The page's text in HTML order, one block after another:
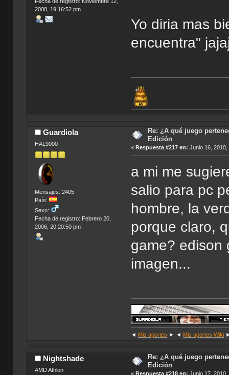
2008, 19:16:52 pm
Yo diria mas
encuentra"
Guardiola
HAL9000
Mensajes: 2405
País:
Sexo:
Fecha de registro: Febrero 20,
2006, 20:20:50 pm
Re: ¿A qué juego
Edición
«Respuesta #217 en: Junio 16,
a mi me
salio para pc
hombre, la
porque claro,
game? edison
imagen...
◄ Mis aportes ► ◄ Mis aportes Wiki
Nightshade
AMD Athlon
Re: ¿A qué juego
Edición
«Respuesta #218 en: Junio 17,